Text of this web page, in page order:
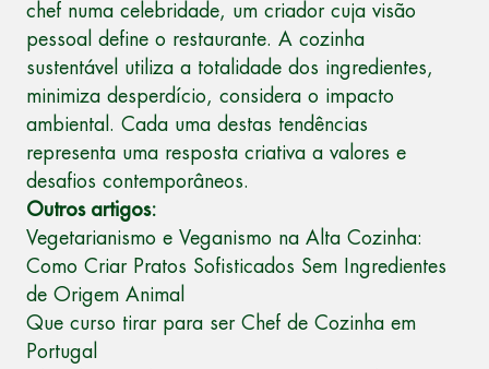
chef numa celebridade, um criador cuja visão
pessoal define o restaurante. A cozinha
sustentável utiliza a totalidade dos ingredientes,
minimiza desperdício, considera o impacto
ambiental. Cada uma destas tendências
representa uma resposta criativa a valores e
desafios contemporâneos.
Outros artigos:
Vegetarianismo e Veganismo na Alta Cozinha:
Como Criar Pratos Sofisticados Sem Ingredientes
de Origem Animal
Que curso tirar para ser Chef de Cozinha em
Portugal